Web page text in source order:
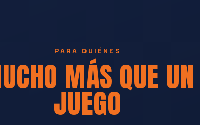
PARA QUIÉNES
MÁS QUE UN
JUEGO